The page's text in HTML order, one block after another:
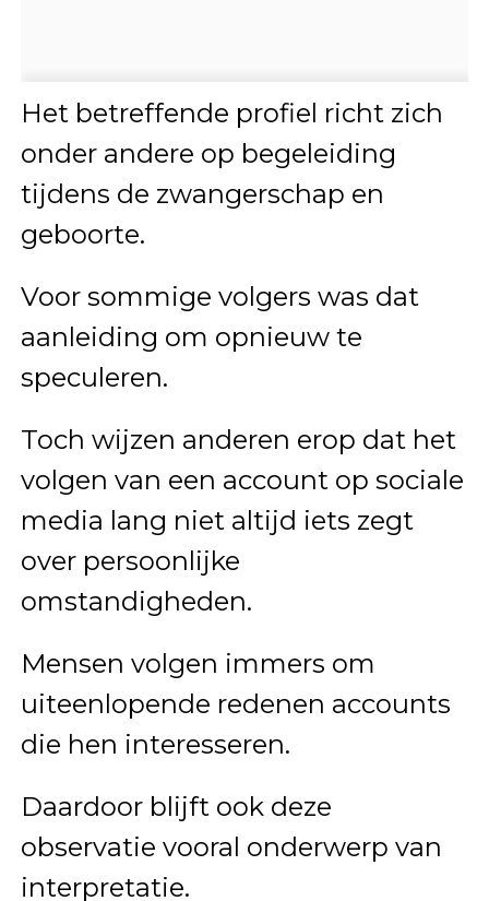
Het betreffende profiel richt zich
onder andere op begeleiding
tijdens de zwangerschap en
geboorte.
Voor sommige volgers was dat
aanleiding om opnieuw te
speculeren.
Toch wijzen anderen erop dat het
volgen van een account op sociale
media lang niet altijd iets zegt
over persoonlijke
omstandigheden.
Mensen volgen immers om
uiteenlopende redenen accounts
die hen interesseren.
Daardoor blijft ook deze
observatie vooral onderwerp van
interpretatie.